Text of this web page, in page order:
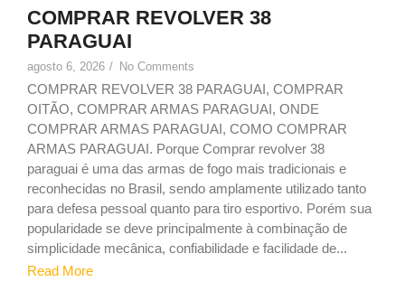
COMPRAR REVOLVER 38
PARAGUAI
agosto 6, 2026 / No Comments
COMPRAR REVOLVER 38 PARAGUAI, COMPRAR
OITÃO, COMPRAR ARMAS PARAGUAI, ONDE
COMPRAR ARMAS PARAGUAI, COMO COMPRAR
ARMAS PARAGUAI. Porque Comprar revolver 38
paraguai é uma das armas de fogo mais tradicionais e
reconhecidas no Brasil, sendo amplamente utilizado tanto
para defesa pessoal quanto para tiro esportivo. Porém sua
popularidade se deve principalmente à combinação de
simplicidade mecânica, confiabilidade e facilidade de...
Read More